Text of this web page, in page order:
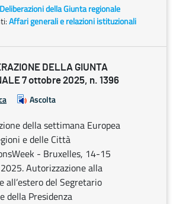
Deliberazioni della Giunta regionale
Affari generali e relazioni istituzionali
DELLA GIUNTA
7 ottobre 2025, n. 1396
Ascolta
della settimana Europea
e delle Città
- Bruxelles, 14-15
Autorizzazione alla
all’estero del Segretario
della Presidenza